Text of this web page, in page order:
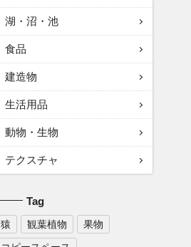
湖・沼・池
食品
建造物
生活用品
動物・生物
テクスチャ
Tag
猿 観葉植物
果物